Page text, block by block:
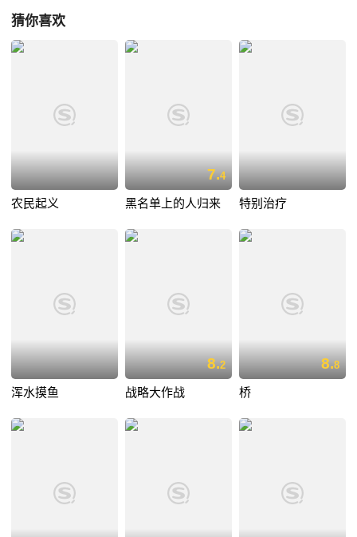
猜你喜欢
农民起义
7.4
黑名单上的人归来 特别治疗
浑水摸鱼
8.2
战略大作战
8.8
桥